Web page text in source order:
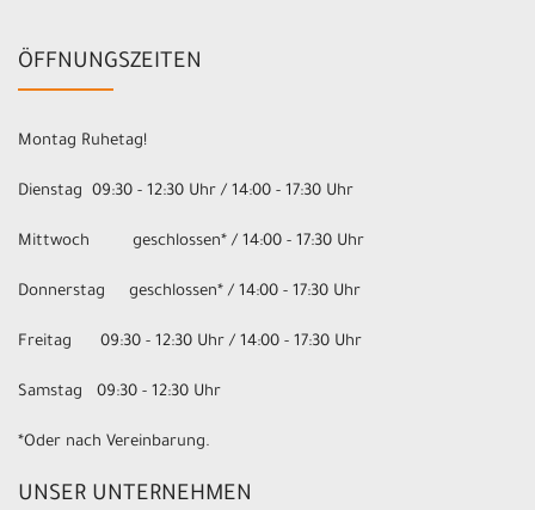
ÖFFNUNGSZEITEN
Montag Ruhetag!
Dienstag 09:30 - 12:30 Uhr / 14:00 - 17:30 Uhr
Mittwoch geschlossen* / 14:00 - 17:30 Uhr
Donnerstag geschlossen* / 14:00 - 17:30 Uhr
Freitag 09:30 - 12:30 Uhr / 14:00 - 17:30 Uhr
Samstag 09:30 - 12:30 Uhr
*Oder nach Vereinbarung.
UNSER UNTERNEHMEN